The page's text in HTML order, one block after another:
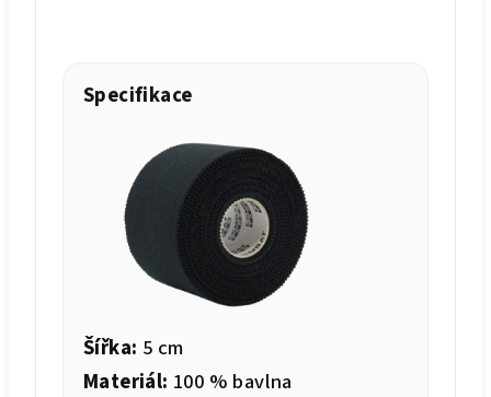
Specifikace
Šířka: 5 cm
Materiál: 100 % bavlna